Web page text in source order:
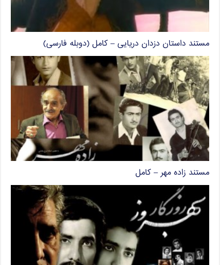
مستند داستان دزدان دریایی – کامل (دوبله فارسی)
مستند زاده مهر – کامل